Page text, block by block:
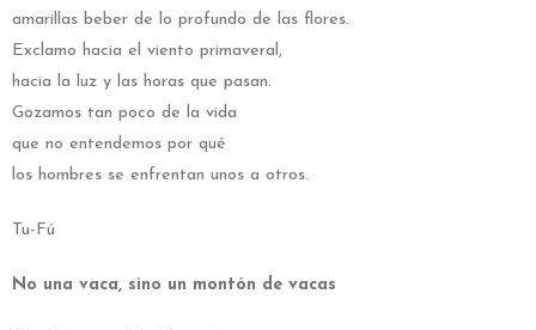
amarillas beber de lo profundo de las flores.
Exclamo hacia el viento primaveral,
hacia la luz y las horas que pasan.
Gozamos tan poco de la vida
que no entendemos por qué
los hombres se enfrentan unos a otros.
Tu-Fú
No una vaca, sino un montón de vacas